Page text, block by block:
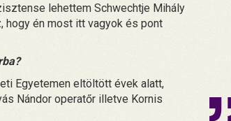
lehettem Schwechtje Mihály
hogy én most itt vagyok és pont
Egyetemen eltöltött évek alatt,
Nándor operatőr illetve Kornis